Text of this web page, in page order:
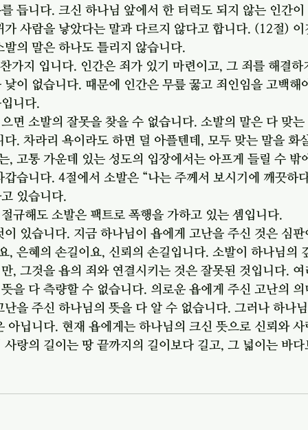
듭니다. 크신 하나님 앞에서 한 터럭도 되지 않는 인간
가 사람을 낳았다는 말과 다르지 않다고 합니다. (12절)
의 말은 하나도 틀리지 않습니다.
가지 입니다. 인간은 죄가 있기 마련이고, 그 죄를 해결하
이 없습니다. 때문에 인간은 무릎 꿇고 죄인임을 고백해
니다.
면 소발의 잘못을 찾을 수 없습니다. 소발의 말은 다 맞
다. 차라리 욕이라도 하면 덜 아플텐데, 모두 맞는 말을 화
, 고통 가운데 있는 성도의 입장에서는 아프게 들릴 수 밖
갑습니다. 4절에서 소발은 “나는 주께서 보시기에 깨끗하
있습니다.
규해도 소발은 팩트로 폭행을 가하고 있는 셈입니다.
있습니다. 지금 하나님이 욥에게 고난을 주신 것은 심
, 은혜의 손길이요, 신뢰의 손길입니다. 소발이 하나님의
, 그것을 욥의 죄와 연결시키는 것은 잘못된 것입니다.
을 다 측량할 수 없습니다. 의로운 욥에게 주신 고난의
을 주신 하나님의 뜻을 다 알 수 없습니다. 그러나 하나
아닙니다. 현재 욥에게는 하나님의 크신 뜻으로 신뢰와
랑의 길이는 땅 끝까지의 길이보다 길고, 그 넓이는 바